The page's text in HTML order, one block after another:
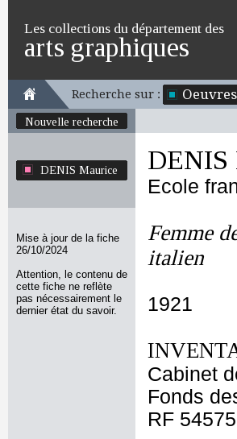
Les collections du département des
arts graphiques
Recherche sur : Oeuvres
Nouvelle recherche
DENIS Maurice
Mise à jour de la fiche
26/10/2024
Attention, le contenu de
cette fiche ne reflète
pas nécessairement le
dernier état du savoir.
DENIS
Ecole
Femme
italien
1921
Cabinet
Fonds
RF